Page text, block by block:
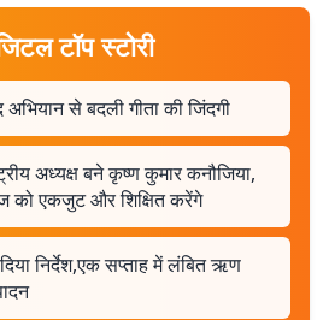
टॉप स्टोरी
अभियान से बदली गीता की जिंदगी
अध्यक्ष बने कृष्ण कुमार कनौजिया,
को एकजुट और शिक्षित करेंगे
निर्देश,एक सप्ताह में लंबित ऋण